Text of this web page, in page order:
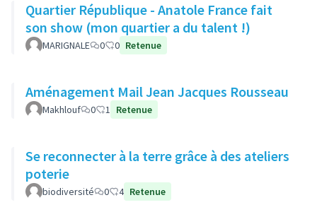
Quartier République - Anatole France fait
son show (mon quartier a du talent !)
MARIGNALE 0 0 Retenue
Aménagement Mail Jean Jacques Rousseau
Makhlouf 0 1 Retenue
Se reconnecter à la terre grâce à des ateliers
poterie
biodiversité 0 4 Retenue